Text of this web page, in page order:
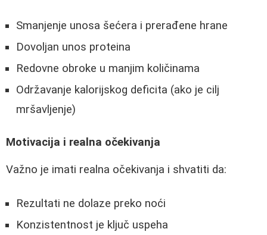
Smanjenje unosa šećera i prerađene hrane
Dovoljan unos proteina
Redovne obroke u manjim količinama
Održavanje kalorijskog deficita (ako je cilj
mršavljenje)
Motivacija i realna očekivanja
Važno je imati realna očekivanja i shvatiti da:
Rezultati ne dolaze preko noći
Konzistentnost je ključ uspeha